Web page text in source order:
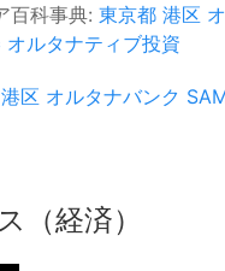
百科事典: 東京都 港区
オルタナティブ投資
港区 オルタナバンク
（経済）